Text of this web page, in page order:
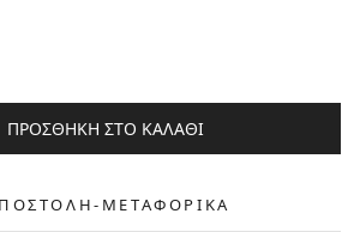
ΠΡΟΣΘΗΚΗ ΣΤΟ ΚΑΛΑΘΙ
ΜΕΤΑΦΟΡΙΚΑ